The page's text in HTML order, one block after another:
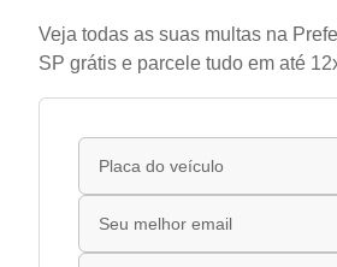
Veja todas as suas multas na
SP grátis e parcele tudo em até